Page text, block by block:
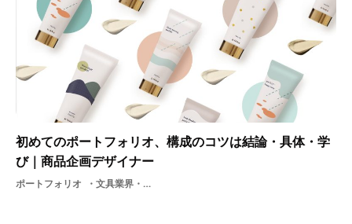
初めてのポートフォリオ、構成のコツは結論・具体・学
び｜商品企画デザイナー
ポートフォリオ 文具業界・商品企画